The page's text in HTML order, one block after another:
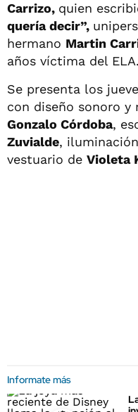
Carrizo, quien
quería decir”,
hermano Martin
años víctima del ELA.
Se presenta los
con diseño sonoro y
Gonzalo Córdoba,
Zuvialde,
vestuario de Violeta
Informate más